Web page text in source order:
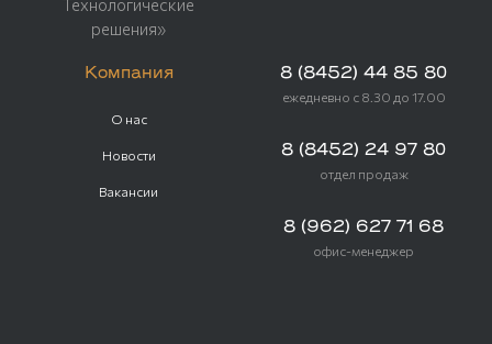
Технологические
решения»
Компания
О нас
Новости
Вакансии
8 (8452) 44 85 80
ежедневно с 8.30 до 17.00
8 (8452) 24 97 80
отдел продаж
8 (962) 627 71 68
офис-менеджер